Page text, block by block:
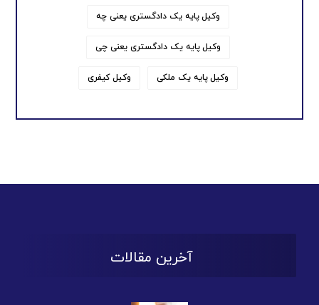
وکیل پایه یک دادگستری یعنی چه
وکیل پایه یک دادگستری یعنی چی
وکیل پایه یک ملکی وکیل کیفری
آخرین مقالات